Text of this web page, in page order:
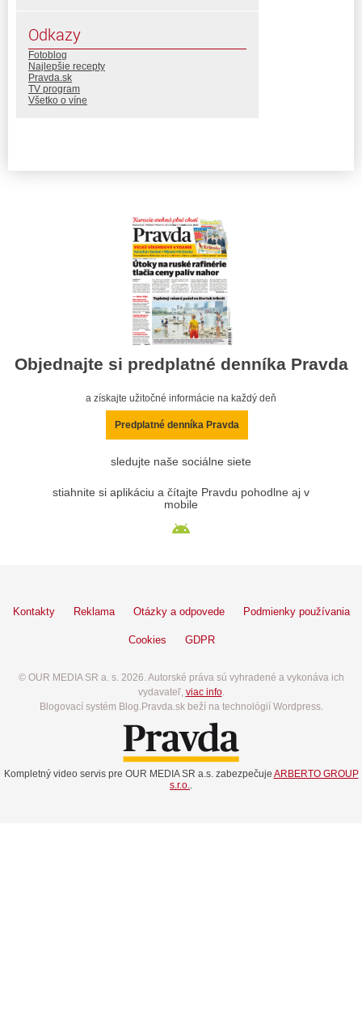
Odkazy
Fotoblog
Najlepšie recepty
Pravda.sk
TV program
Všetko o víne
Objednajte si predplatné denníka Pravda
a získajte užitočné informácie na každý deň
Predplatné denníka Pravda
sledujte naše sociálne siete
stiahnite si aplikáciu a čítajte Pravdu pohodlne aj v
mobile
Kontakty Reklama Otázky a odpovede Podmienky používania
Cookies GDPR
© OUR MEDIA SR a. s. 2026. Autorské práva sú vyhradené a vykonáva ich
vydavateľ, viac info.
Blogovací systém Blog.Pravda.sk beží na technológií Wordpress.
Kompletný video servis pre OUR MEDIA SR a.s. zabezpečuje ARBERTO GROUP
s.r.o.